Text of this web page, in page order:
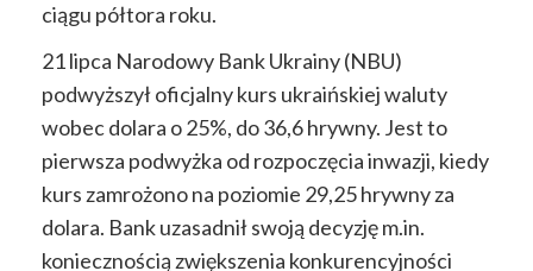
ciągu półtora roku.
21 lipca Narodowy Bank Ukrainy (NBU)
podwyższył oficjalny kurs ukraińskiej waluty
wobec dolara o 25%, do 36,6 hrywny. Jest to
pierwsza podwyżka od rozpoczęcia inwazji, kiedy
kurs zamrożono na poziomie 29,25 hrywny za
dolara. Bank uzasadnił swoją decyzję m.in.
koniecznością zwiększenia konkurencyjności